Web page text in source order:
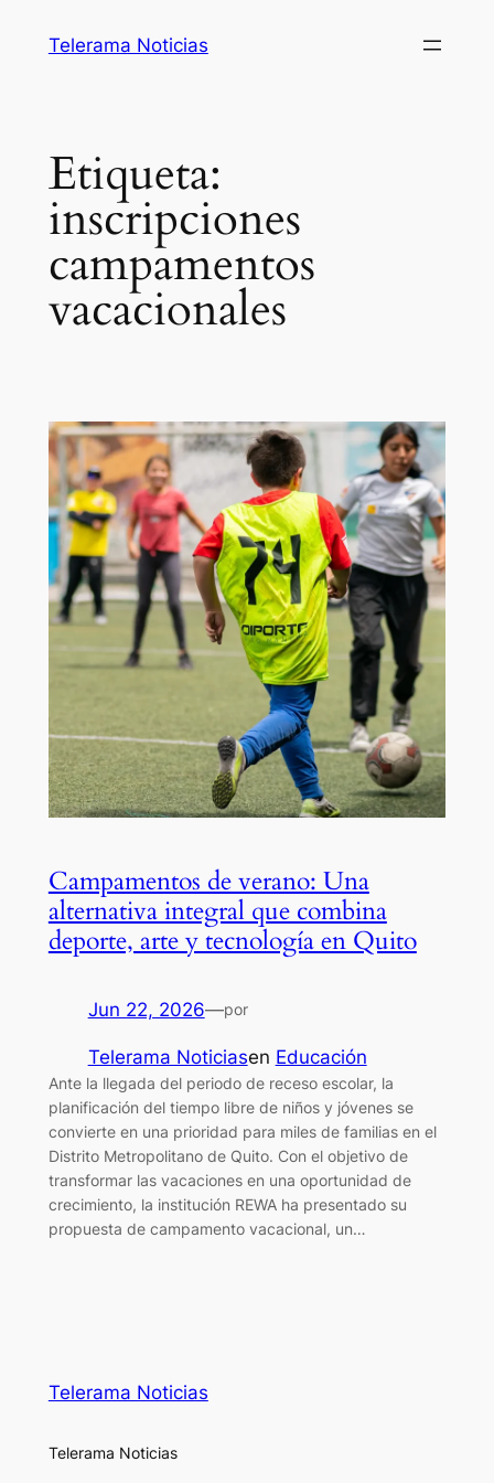
Telerama Noticias
Etiqueta:
inscripciones
campamentos
vacacionales
Campamentos de verano: Una
alternativa integral que combina
deporte, arte y tecnología en Quito
Jun 22, 2026—por
Telerama Noticiasen Educación
Ante la llegada del periodo de receso escolar, la
planificación del tiempo libre de niños y jóvenes se
convierte en una prioridad para miles de familias en el
Distrito Metropolitano de Quito. Con el objetivo de
transformar las vacaciones en una oportunidad de
crecimiento, la institución REWA ha presentado su
propuesta de campamento vacacional, un…
Telerama Noticias
Telerama Noticias